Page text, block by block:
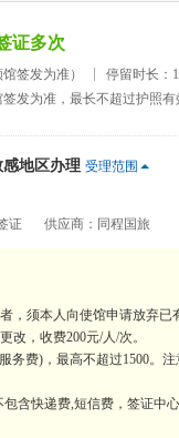
证多次
签发为准）
停留时长：
发为准，最长不超过护照有
感地区办理 受理范围
证 供应商：同程国旅
，须本人向使馆申请放弃已
改，收费200元/人/次。
务费)，最高不超过1500。
含快递费,短信费，签证中